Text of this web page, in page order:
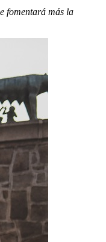
fomentará más la